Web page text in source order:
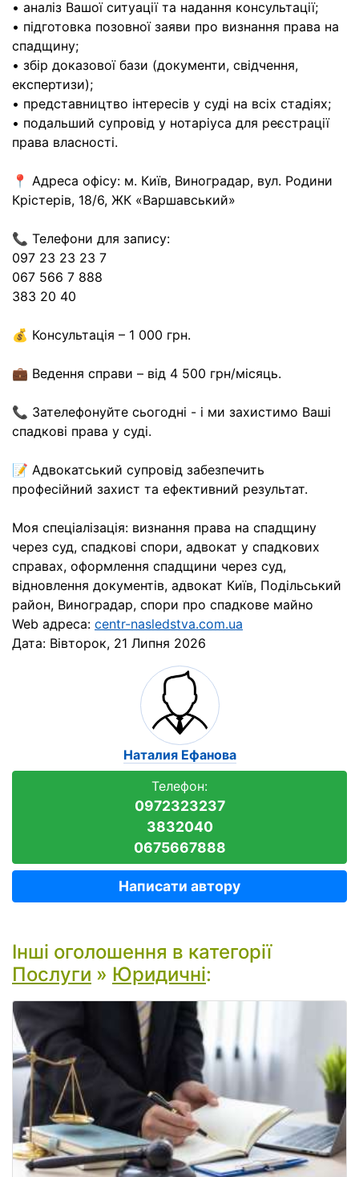
• аналіз Вашої ситуації та надання консультації;
• підготовка позовної заяви про визнання права на
спадщину;
• збір доказової бази (документи, свідчення,
експертизи);
• представництво інтересів у суді на всіх стадіях;
• подальший супровід у нотаріуса для реєстрації
права власності.
📍 Адреса офісу: м. Київ, Виноградар, вул. Родини
Крістерів, 18/6, ЖК «Варшавський»
📞 Телефони для запису:
097 23 23 23 7
067 566 7 888
383 20 40
💰 Консультація – 1 000 грн.
💼 Ведення справи – від 4 500 грн/місяць.
📞 Зателефонуйте сьогодні - і ми захистимо Ваші
спадкові права у суді.
📝 Адвокатський супровід забезпечить
професійний захист та ефективний результат.
Моя спеціалізація: визнання права на спадщину
через суд, спадкові спори, адвокат у спадкових
справах, оформлення спадщини через суд,
відновлення документів, адвокат Київ, Подільський
район, Виноградар, спори про спадкове майно
Web адреса: centr-nasledstva.com.ua
Дата: Вівторок, 21 Липня 2026
Наталия Ефанова
Телефон:
0972323237
3832040
0675667888
Написати автору
Інші оголошення в категорії
Послуги » Юридичні: